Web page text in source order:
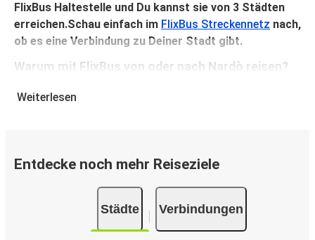
FlixBus Haltestelle und Du kannst sie von 3 Städten
erreichen.Schau einfach im FlixBus Streckennetz nach,
ob es eine Verbindung zu Deiner Stadt gibt.
Warum mit FlixBus von oder nach Nardò reisen?
FlixBus verbindet Erschwinglichkeit mit Komfort, um
und Steckdosen. Wähle bei der Buchung Deinen
Handgepäck und ein aufgegebenes Gepäckstück in
Deinem Ticket inkludiert sind.
So buchst Du Dein Busticket von oder nach Nardò
Weiterlesen
Entdecke noch mehr Reiseziele
Städte Verbindungen